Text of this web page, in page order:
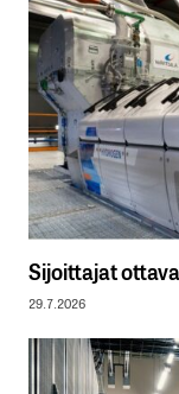
Sijoittajat
29.7.2026